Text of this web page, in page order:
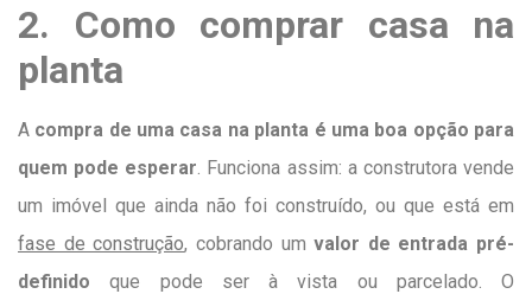
2. Como comprar casa na
planta
A compra de uma casa na planta é uma boa opção para
quem pode esperar . Funciona assim: a construtora vende
um imóvel que ainda não foi construído, ou que está em
fase de construção, cobrando um valor de entrada pré-
definido que pode ser à vista ou parcelado. O